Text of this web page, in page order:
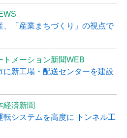
、「産業まちづくり」の視点で
トメーション新聞WEB
に新工場・配送センターを建設
経済新聞
システムを高度に トンネル工